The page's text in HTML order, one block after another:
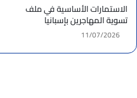
الاستمارات الأساسية في ملف
تسوية المهاجرين بإسبانيا
11/07/2026